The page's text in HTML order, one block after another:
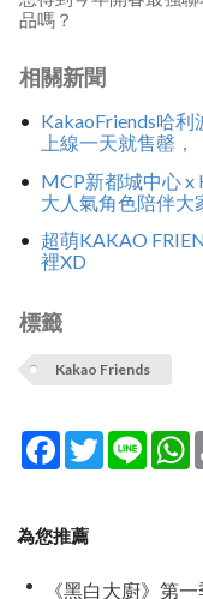
品嗎？
相關新聞
KakaoFriends哈利
上線一天就售罄
MCP新都城中心 x
大人氣角色陪伴大
超萌KAKAO
裡XD
標籤
Kakao Friends
Facebook
TwitterLine
為您推薦
《黑白大廚》第